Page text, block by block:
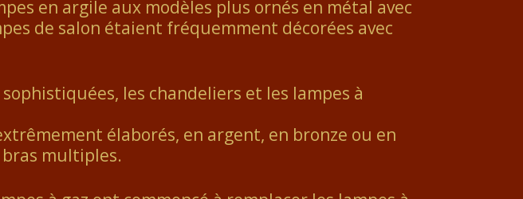
en argile aux modèles plus ornés en métal avec
de salon étaient fréquemment décorées avec
les chandeliers et les lampes à
élaborés, en argent, en bronze ou en
bras multiples.